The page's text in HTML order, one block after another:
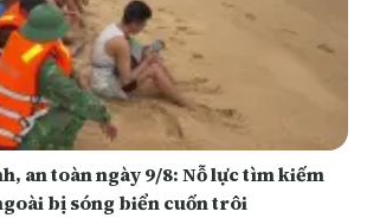
an toàn ngày 9/8: Nỗ lực tìm kiếm
bị sóng biển cuốn trôi